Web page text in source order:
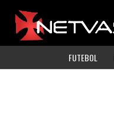
FUTEBOL